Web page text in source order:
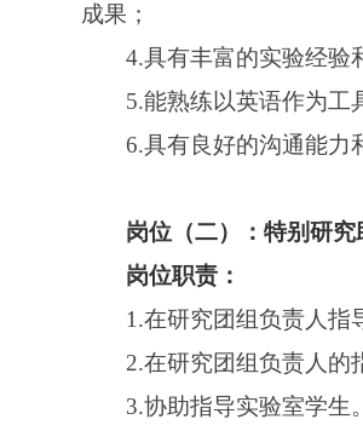
成果；
4.具有丰富的实验经验
5.能熟练以英语作为工
6.具有良好的沟通能力
岗位 （二） ：特别研究
岗位职责 ：
1.在研究团组负责人指
2.在研究团组负责人的
3.协助指导实验室学生。